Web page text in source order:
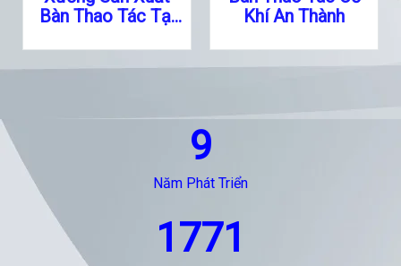
Bàn Thao Tác Tại
Nghiệp Uy Tín
Nhanh Chóng
Khí An Thành
9
Năm Phát Triển
1771